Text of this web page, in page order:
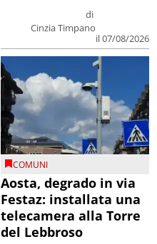
di
Cinzia Timpano
il 07/08/2026
COMUNI
Aosta, degrado in via
Festaz: installata una
telecamera alla Torre
del Lebbroso